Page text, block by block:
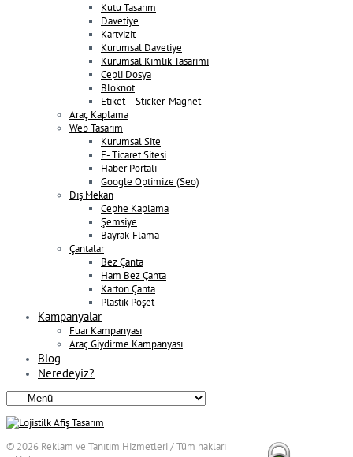
Kutu Tasarım
Davetiye
Kartvizit
Kurumsal Davetiye
Kurumsal Kimlik Tasarımı
Cepli Dosya
Bloknot
Etiket – Sticker-Magnet
Araç Kaplama
Web Tasarım
Kurumsal Site
E- Ticaret Sitesi
Haber Portalı
Google Optimize (Seo)
Dış Mekan
Cephe Kaplama
Şemsiye
Bayrak-Flama
Çantalar
Bez Çanta
Ham Bez Çanta
Karton Çanta
Plastik Poşet
Kampanyalar
Fuar Kampanyası
Araç Giydirme Kampanyası
Blog
Neredeyiz?
© 2026 Reklam ve Tanıtım Hizmetleri / Tüm hakları